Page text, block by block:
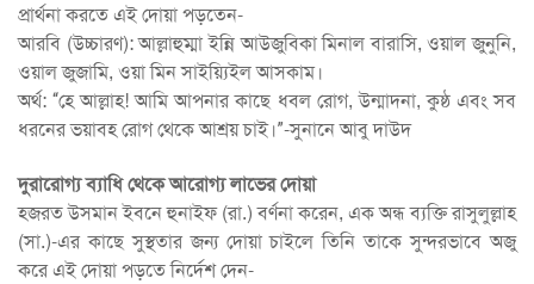
প্রার্থনা করতে এই দোয়া পড়তেন-
আরবি (উচ্চারণ): আল্লাহুম্মা ইন্নি আউজুবিকা মিনাল বারাসি, ওয়াল জুনুনি,
ওয়াল জুজামি, ওয়া মিন সাইয়্যিইল আসকাম।
অর্থ: “হে আল্লাহ! আমি আপনার কাছে ধবল রোগ, উন্মাদনা, কুষ্ঠ এবং সব
ধরনের ভয়াবহ রোগ থেকে আশ্রয় চাই।”-সুনানে আবু দাউদ
দুরারোগ্য ব্যাধি থেকে আরোগ্য লাভের দোয়া
হজরত উসমান ইবনে হুনাইফ (রা.) বর্ণনা করেন, এক অন্ধ ব্যক্তি রাসুলুল্লাহ
(সা.)-এর কাছে সুস্থতার জন্য দোয়া চাইলে তিনি তাকে সুন্দরভাবে অজু
করে এই দোয়া পড়তে নির্দেশ দেন-